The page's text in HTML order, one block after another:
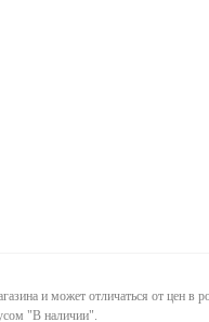
и может отличаться от цен в
"В наличии".